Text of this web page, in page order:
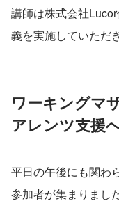
講師は株式会社
義を実施していただ
ワーキングマ
アレンツ支援
平日の午後にも関わ
参加者が集まりまし